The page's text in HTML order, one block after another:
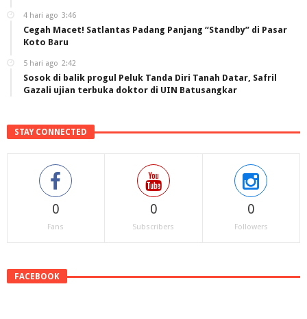
4 hari ago 3:46
Cegah Macet! Satlantas Padang Panjang “Standby” di Pasar
Koto Baru
5 hari ago 2:42
Sosok di balik progul Peluk Tanda Diri Tanah Datar, Safril
Gazali ujian terbuka doktor di UIN Batusangkar
STAY CONNECTED
0
Fans
0
Subscribers
0
Followers
FACEBOOK